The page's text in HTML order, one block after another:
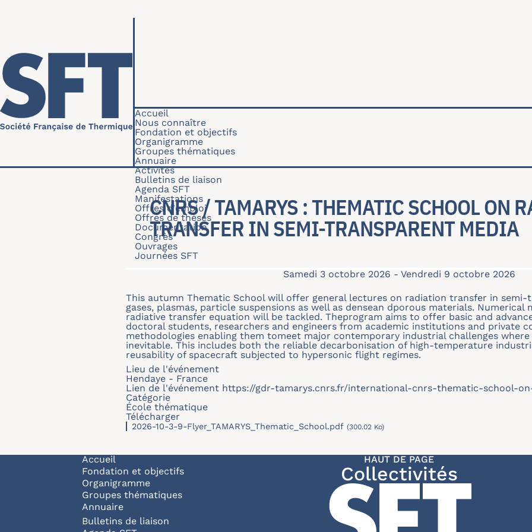
Navigation principale
Accueil
Nous connaître
Fondation et objectifs
Organigramme
Groupes thématiques
Annuaire
Activités
Bulletins de liaison
Agenda SFT
Manifestations
Offres d'emploi
Offres de thèses
Documentation
Congrès
Ouvrages
Journées SFT
CNRS / TAMARYS : THEMATIC SCHOOL ON
TRANSFER IN SEMI-TRANSPARENT MEDIA
Samedi 3 octobre 2026 - Vendredi 9 octobre 2026
This autumn Thematic School will offer general lectures on radiation transfer in semi-
gases, plasmas, particle suspensions as well as densean dporous materials.
radiative transfer equation will be tackled. Theprogram aims to offer basic and
doctoral students, researchers and engineers from academic institutions and private
methodologies enabling them tomeet major contemporary industrial challenges
inevitable. This includes both the reliable decarbonisation of high-temperature
reusability of spacecraft subjected to hypersonic flight regimes.
Lieu de l'événement
Hendaye - France
Lien de l'événement https://gdr-tamarys.cnrs.fr/international-cnrs-thematic-school-
Catégorie
École thématique
Télécharger
2026-10-3-9-Flyer_TAMARYS_Thematic_School.pdf (300.02 Ko)
Navigation principale
Accueil
Fondation et objectifs
Organigramme
Groupes thématiques
Annuaire
Bulletins de liaison
HAUT DE PAGE
Collectivités